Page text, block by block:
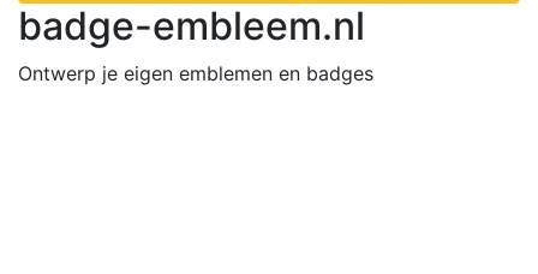
badge-embleem.nl
Ontwerp je eigen emblemen en badges